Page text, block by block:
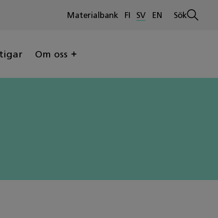
Materialbank FI SV EN
Öppna
Sök
Om oss